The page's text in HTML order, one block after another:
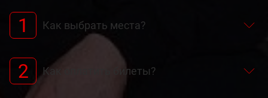
1 Как выбрать места?
2 Как оплатить билеты?